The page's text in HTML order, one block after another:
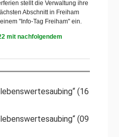
(16
(09